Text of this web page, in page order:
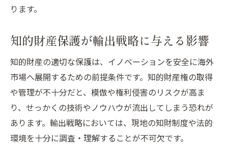
輸出現場で使える知財活用の実践知識
知識の可視化が輸出強化に効く理由
知識管理が企業成長に与えるインパクト
イノベーションが加速する知識管理体制
知的財産運用が企業価値を高める仕組み
輸出力を伸ばす知識共有の実践ポイント
知識管理が生む持続的成長の好循環
ります。
知的財産保護が輸出戦略に与える影響
知的財産の適切な保護は、イノベーションを安全に海外
市場へ展開するための前提条件です。知的財産権の取得
や管理が不十分だと、模倣や権利侵害のリスクが高ま
り、せっかくの技術やノウハウが流出してしまう恐れが
あります。輸出戦略においては、現地の知財制度や法的
環境を十分に調査・理解することが不可欠です。